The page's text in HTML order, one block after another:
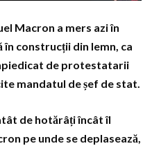
Macron a mers azi în
în construcții din lemn, ca
de protestatarii
mandatul de șef de stat.
de hotărâți încât îl
pe unde se deplasează,